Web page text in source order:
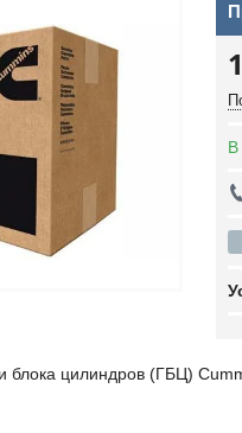
В
блока цилиндров (ГБЦ)